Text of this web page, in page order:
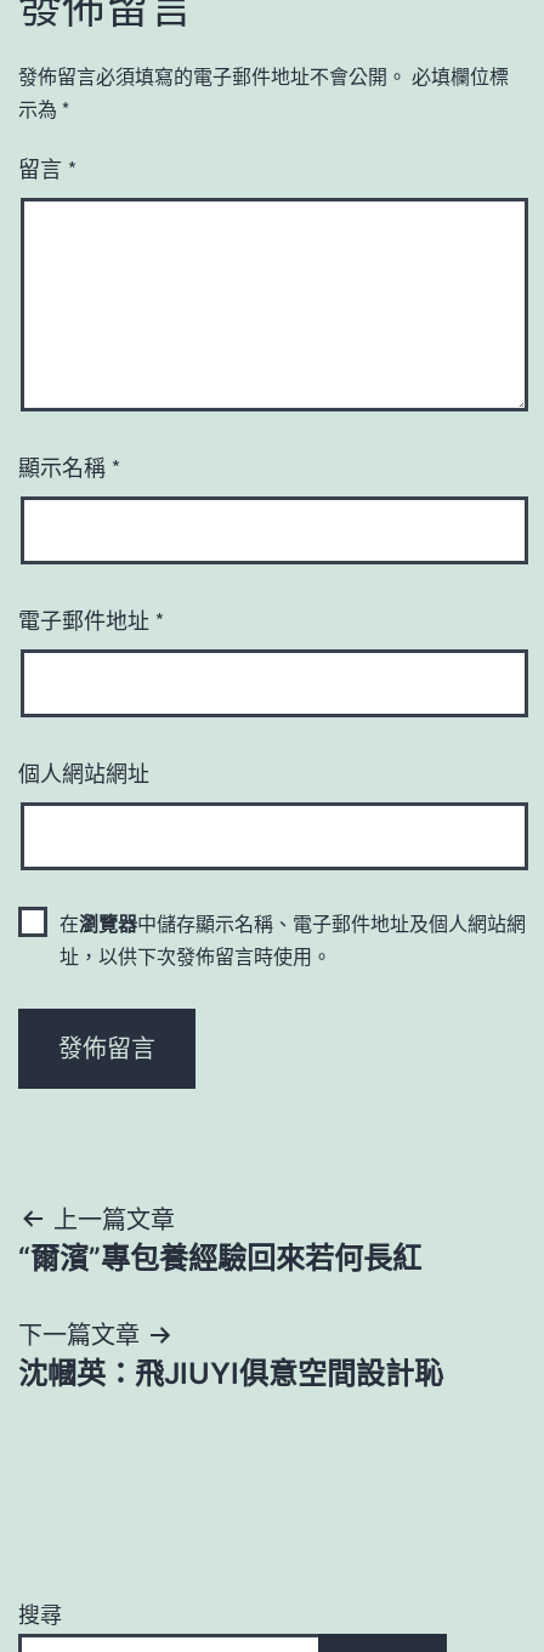
發佈留言必須填寫的電子郵件地址不會公開。 必填欄位標
示為 *
留言 *
顯示名稱 *
電子郵件地址 *
個人網站網址
在瀏覽器中儲存顯示名稱、電子郵件地址及個人網站網
址，以供下次發佈留言時使用。
文
章
導
覽
上一篇文章
“爾濱”專包養經驗回來若何長紅
下一篇文章
沈幗英：飛JIUYI俱意空間設計恥
搜尋